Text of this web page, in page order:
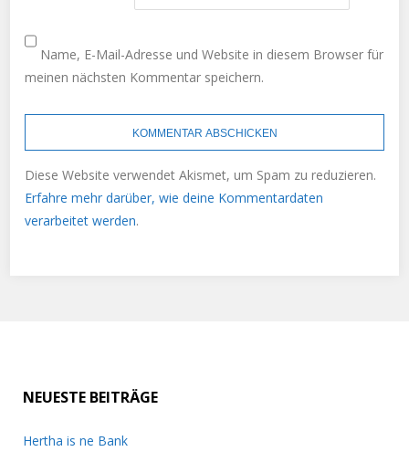
Name, E-Mail-Adresse und Website in diesem Browser für
meinen nächsten Kommentar speichern.
Diese Website verwendet Akismet, um Spam zu reduzieren.
Erfahre mehr darüber, wie deine Kommentardaten
verarbeitet werden.
NEUESTE BEITRÄGE
Hertha is ne Bank